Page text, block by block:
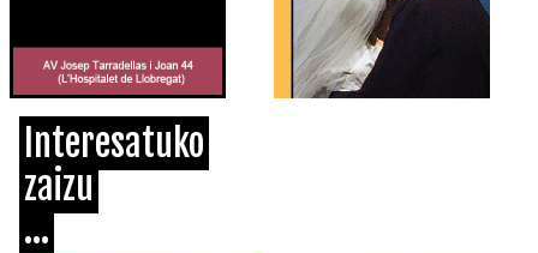
Interesatuko
zaizu
...